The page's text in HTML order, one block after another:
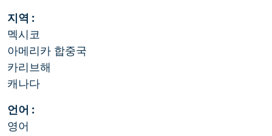
지역 :
멕시코
아메리카 합중국
카리브해
캐나다
언어 :
영어